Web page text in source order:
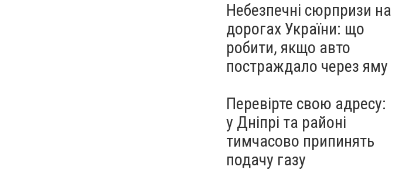
Небезпечні сюрпризи на
дорогах України: що
робити, якщо авто
постраждало через яму
Перевірте свою адресу:
у Дніпрі та районі
тимчасово припинять
подачу газу